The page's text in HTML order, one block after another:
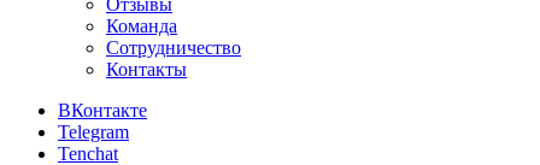
Отзывы
Команда
Сотрудничество
Контакты
ВКонтакте
Telegram
Tenchat